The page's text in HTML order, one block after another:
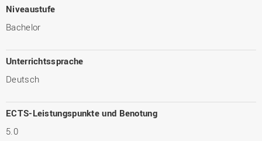
Niveaustufe
Bachelor
Unterrichtssprache
Deutsch
ECTS-Leistungspunkte und Benotung
5.0